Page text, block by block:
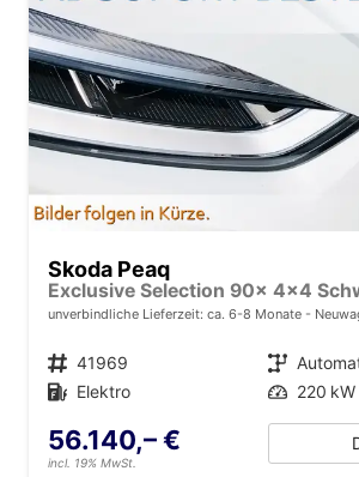
Skoda Peaq
unverbindliche Lieferzeit: ca. 6-8 Monate
Fahrzeugnr. 41969 Getriebe
Kraftstoff Elektro Leistung 220
56.140,– €
incl. 19% MwSt.